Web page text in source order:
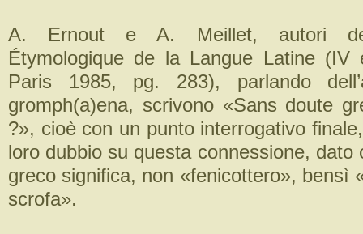
A. Ernout e A. Meillet, autori
Étymologique de la Langue Latine (IV
Paris 1985, pg. 283), parlando
gromph(a)ena, scrivono «Sans doute
?», cioè con un punto interrogativo
loro dubbio su questa connessione, dato
greco significa, non «fenicottero», bensì
scrofa».